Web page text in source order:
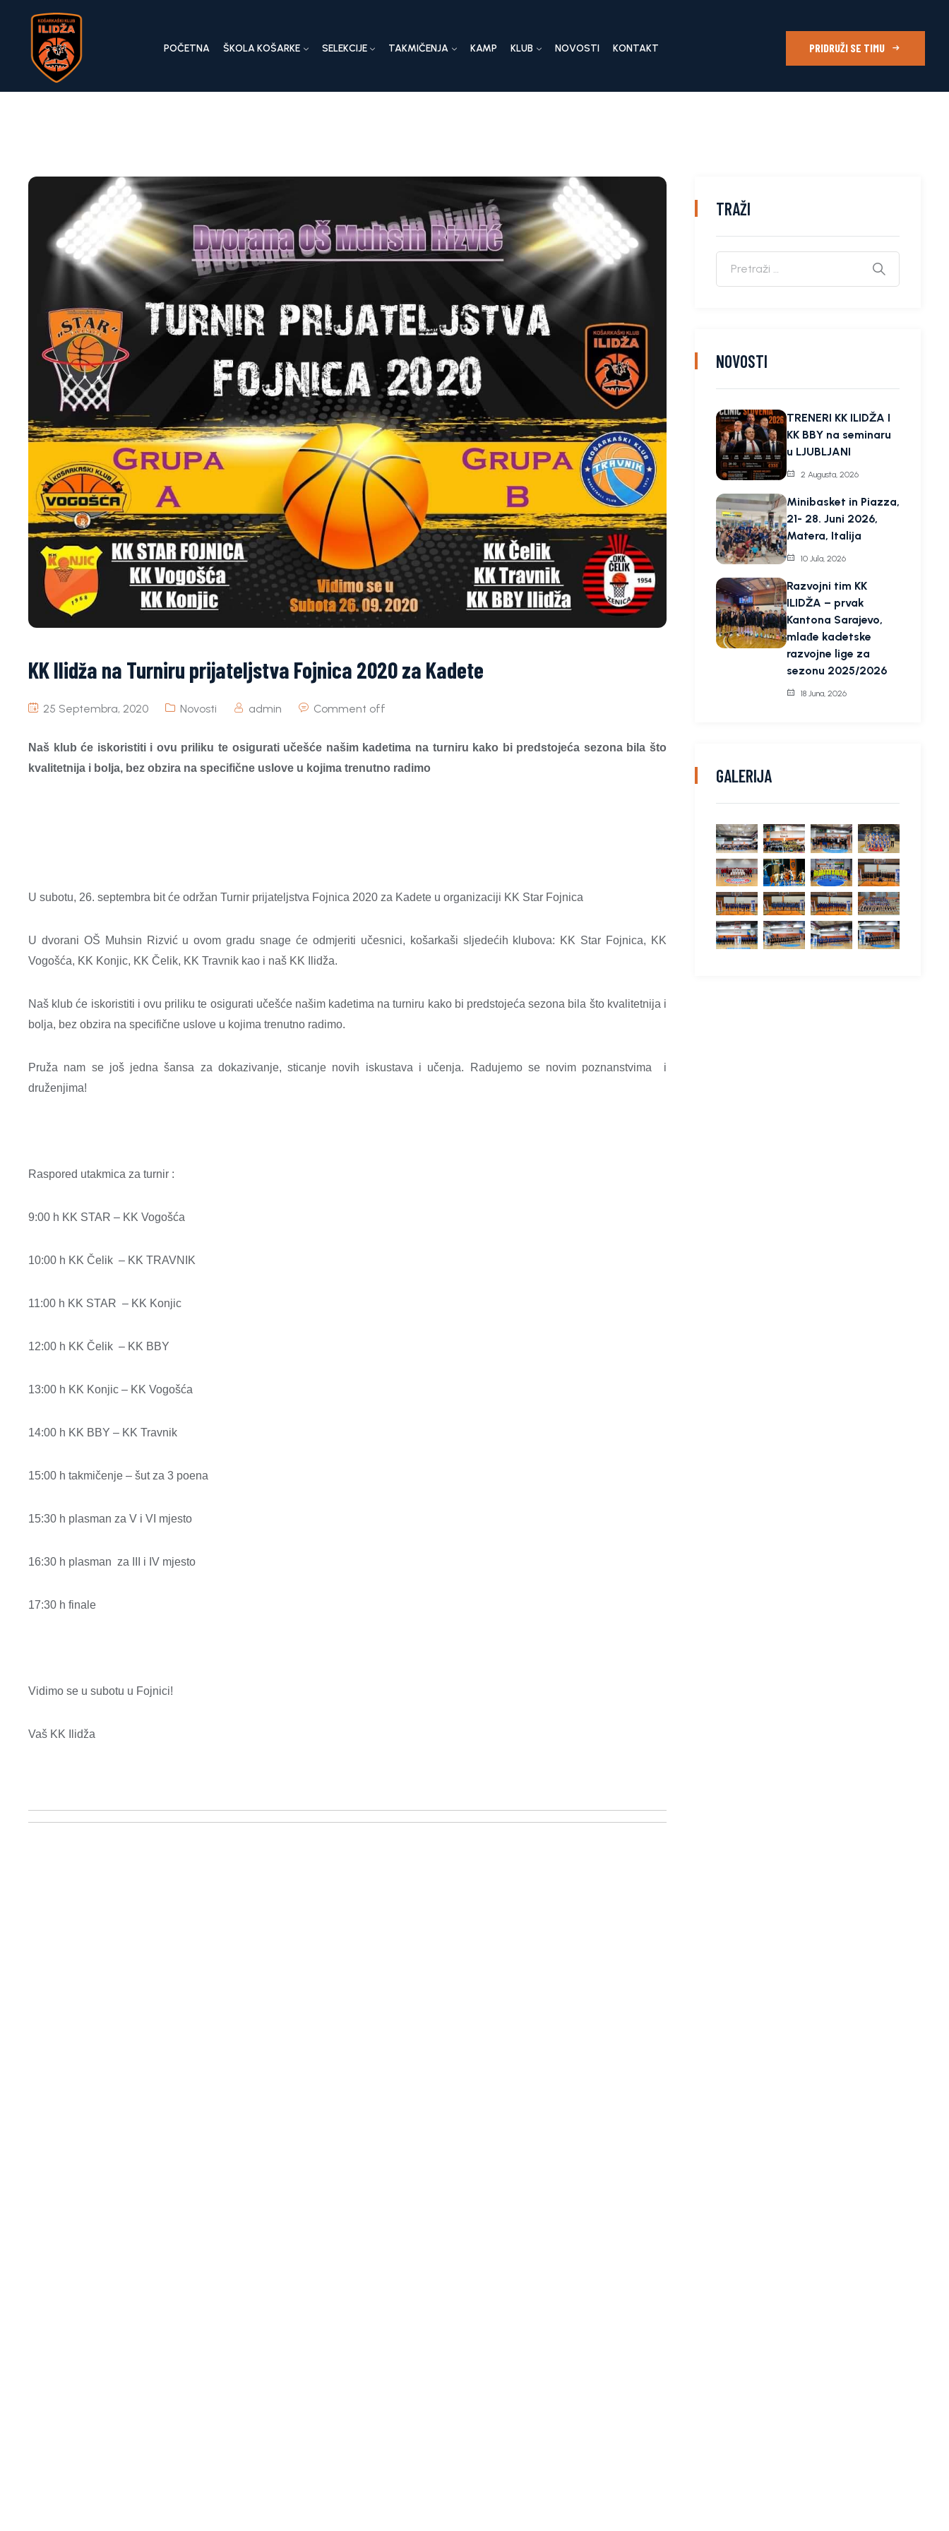
POČETNA ŠKOLA KOŠARKE SELEKCIJE TAKMIČENJA KAMP KLUB NOVOSTI KONTAKT PRIDRUŽI SE TIMU
KK Ilidža na Turniru prijateljstva Fojnica 2020 za Kadete
25 Septembra, 2020 Novosti admin Comment off
Naš klub će iskoristiti i ovu priliku te osigurati učešće našim kadetima na turniru kako bi predstojeća sezona bila što
kvalitetnija i bolja, bez obzira na specifične uslove u kojima trenutno radimo
U subotu, 26. septembra bit će održan Turnir prijateljstva Fojnica 2020 za Kadete u organizaciji KK Star Fojnica
U dvorani OŠ Muhsin Rizvić u ovom gradu snage će odmjeriti učesnici, košarkaši sljedećih klubova: KK Star Fojnica, KK
Vogošća, KK Konjic, KK Čelik, KK Travnik kao i naš KK Ilidža.
Naš klub će iskoristiti i ovu priliku te osigurati učešće našim kadetima na turniru kako bi predstojeća sezona bila što kvalitetnija i
bolja, bez obzira na specifične uslove u kojima trenutno radimo.
Pruža nam se još jedna šansa za dokazivanje, sticanje novih iskustava i učenja. Radujemo se novim poznanstvima
i
druženjima!
Raspored utakmica za turnir :
9:00 h KK STAR – KK Vogošća
10:00 h KK Čelik – KK TRAVNIK
11:00 h KK STAR – KK Konjic
12:00 h KK Čelik – KK BBY
13:00 h KK Konjic – KK Vogošća
14:00 h KK BBY – KK Travnik
15:00 h takmičenje – šut za 3 poena
15:30 h plasman za V i VI mjesto
16:30 h plasman za III i IV mjesto
17:30 h finale
Vidimo se u subotu u Fojnici!
Vaš KK Ilidža
TRAŽI
NOVOSTI
TRENERI KK ILIDŽA I
KK BBY na seminaru
u LJUBLJANI
2 Augusta, 2026
Minibasket in Piazza,
21- 28. Juni 2026,
Matera, Italija
10 Jula, 2026
Razvojni tim KK
ILIDŽA – prvak
Kantona Sarajevo,
mlađe kadetske
razvojne lige za
sezonu 2025/2026
18 Juna, 2026
GALERIJA